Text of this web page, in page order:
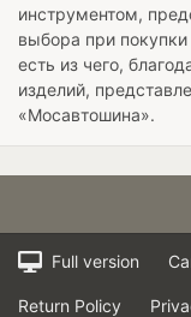
инструментом,
выбора при
есть из чего,
изделий,
«Мосавтошина».
Full version
Return Policy